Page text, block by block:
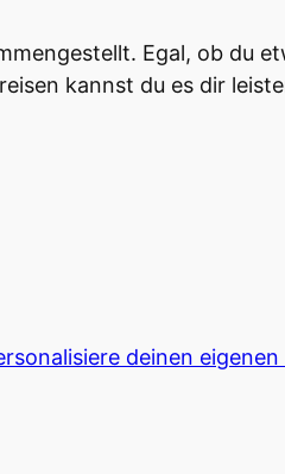
Egal, ob du
kannst du es dir
deinen